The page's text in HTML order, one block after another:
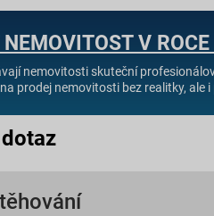
V
nemovitosti skuteční
prodej nemovitosti bez realitky, ale